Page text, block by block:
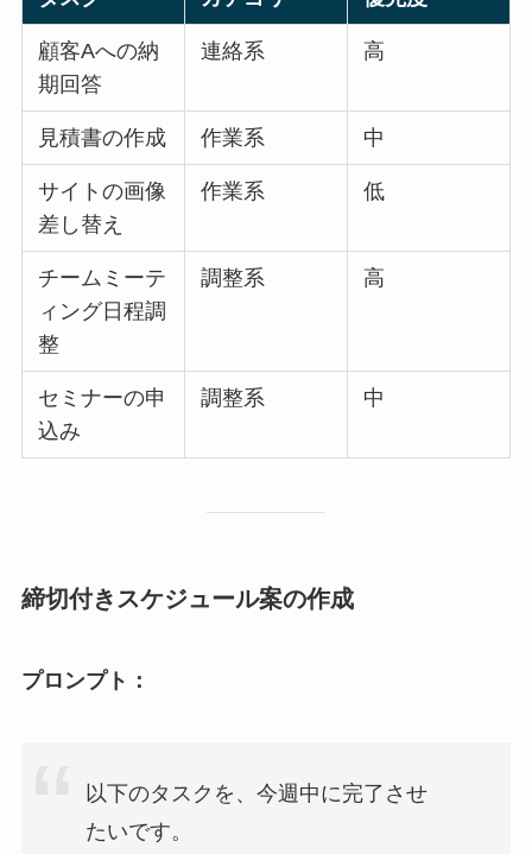
顧客Aへの納
期回答
連絡系 高
見積書の作成 作業系 中
サイトの画像
差し替え
作業系 低
チームミーテ
ィング日程調
整
調整系 高
セミナーの申
込み
調整系 中
締切付きスケジュール案の作成
プロンプト：
以下のタスクを、今週中に完了させ
たいです。